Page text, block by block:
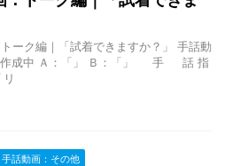
ーク編｜「試着できますか？」 手話動
作成中 Ａ：「」 Ｂ：「」 手 話 指
手話動画：その他